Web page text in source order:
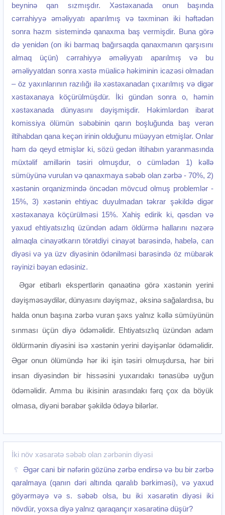
beyninə qan sızmışdır. Xəstəxanada onun başında
cərrahiyyə əməliyyatı aparılmış və təxminən iki həftədən
sonra həzm sistemində qanaxma baş vermişdir. Buna görə
də yenidən (on iki barmaq bağırsaqda qanaxmanın qarşısını
almaq üçün) cərrahiyyə əməliyyatı aparılmış və bu
əməliyyatdan sonra xəstə müalicə həkiminin icazəsi olmadan
– öz yaxınlarının razılığı ilə xəstəxanadan çıxarılmış və digər
xəstəxanaya köçürülmüşdür. İki gündən sonra o, həmin
xəstəxanada dünyasını dəyişmişdir. Həkimlərdən ibarət
komissiya ölümün səbəbinin qarın boşluğunda baş verən
iltihabdan qana keçən irinin olduğunu müəyyən etmişlər. Onlar
həm də qeyd etmişlər ki, sözü gedən iltihabın yaranmasında
müxtəlif amillərin təsiri olmuşdur, o cümlədən 1) kəllə
sümüyünə vurulan və qanaxmaya səbəb olan zərbə - 70%, 2)
xəstənin orqanizmində öncədən mövcud olmuş problemlər -
15%, 3) xəstənin ehtiyac duyulmadan təkrar şəkildə digər
xəstəxanaya köçürülməsi 15%. Xahiş edirik ki, qəsdən və
yaxud ehtiyatsızlıq üzündən adam öldürmə hallarını nəzərə
almaqla cinayətkarın törətdiyi cinayət barəsində, habelə, can
diyəsi və ya üzv diyəsinin ödənilməsi barəsində öz mübarək
rəyinizi bəyan edəsiniz.
Əgər etibarlı ekspertlərin qənaətinə görə xəstənin yerini
dəyişməsəydilər, dünyasını dəyişməz, əksinə sağalardısa, bu
halda onun başına zərbə vuran şəxs yalnız kəllə sümüyünün
sınması üçün diyə ödəməlidir. Ehtiyatsızlıq üzündən adam
öldürmənin diyəsini isə xəstənin yerini dəyişənlər ödəməlidir.
Əgər onun ölümündə hər iki işin təsiri olmuşdursa, hər biri
insan diyəsindən bir hissəsini yuxarıdakı tənasübə uyğun
ödəməlidir. Amma bu ikisinin arasındakı fərq çox da böyük
olmasa, diyəni bərabər şəkildə ödəyə bilərlər.
İki növ xəsarətə səbəb olan zərbənin diyəsi
Əgər cani bir nəfərin gözünə zərbə endirsə və bu bir zərbə
qaralmaya (qanın dəri altında qaralıb bərkiməsi), və yaxud
göyərməyə və s. səbəb olsa, bu iki xəsarətin diyəsi iki
növdür, yoxsa diyə yalnız qaraqançır xəsarətinə düşür?